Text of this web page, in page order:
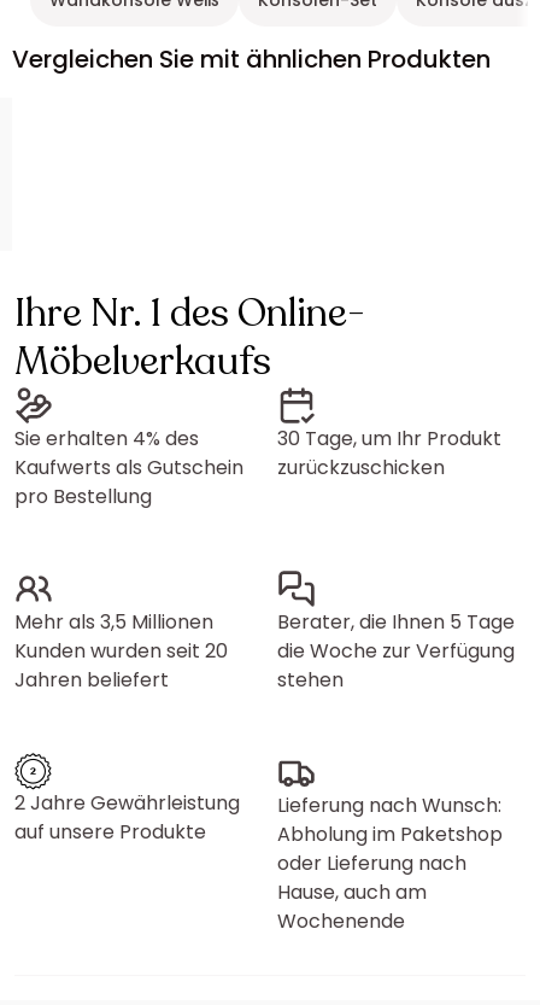
Vergleichen Sie mit ähnlichen Produkten
Ihre Nr. 1 des Online-
Möbelverkaufs
Sie erhalten 4% des
Kaufwerts als Gutschein
pro Bestellung
30 Tage, um Ihr Produkt
zurückzuschicken
Mehr als 3,5 Millionen
Kunden wurden seit 20
Jahren beliefert
Berater, die Ihnen 5 Tage
die Woche zur Verfügung
stehen
2 Jahre Gewährleistung
auf unsere Produkte
Lieferung nach Wunsch:
Abholung im Paketshop
oder Lieferung nach
Hause, auch am
Wochenende